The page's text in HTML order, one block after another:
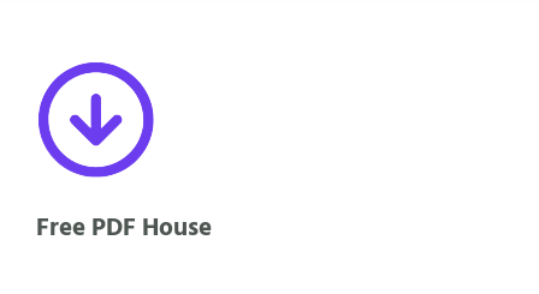
Free PDF House